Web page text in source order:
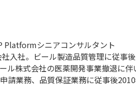
Platformシニアコンサルタント
入社。ビール製造品質管理に従事
ル株式会社の医薬開発事業撤退に
請業務、品質保証業務に従事後